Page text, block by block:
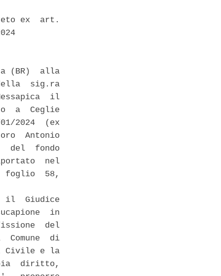
ex  art.
(BR)  alla
sig.ra
il
a  Ceglie
2024  (ex
Antonio
del  fondo
nel
foglio  58,
il  Giudice
in
del
di
Civile e la
diritto,